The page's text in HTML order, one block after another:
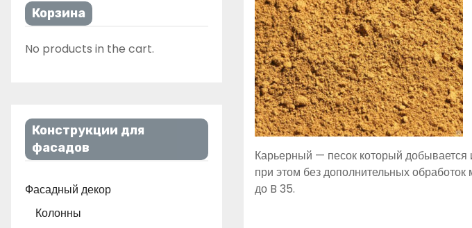
Корзина
No products in the cart.
Конструкции для
фасадов
Фасадный декор
Колонны
Карьерный — песок который
при этом без дополнительных обработок
до B 35.